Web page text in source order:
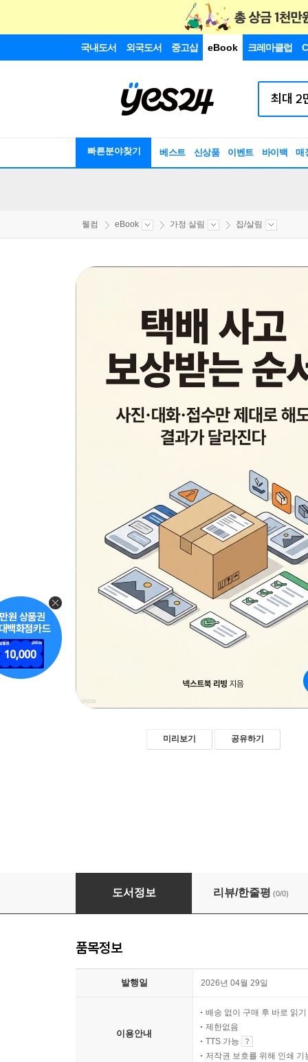
국내도서 외국도서 중고샵 eBook 크레마클럽
빠른분야찾기 베스트 신상품 이벤트 바이백 매
웰컴 eBook 가정 살림 집/살림
미리보기 공유하기
택배 사고 보상받는 순서
도서정보 리뷰/한줄평 (0/0)
품목정보
발행일 2026년 04월 29일
이용안내
배송 없이 구매 후 바로 읽기
제한없음
TTS 가능
저작권 보호를 위해 인쇄 기